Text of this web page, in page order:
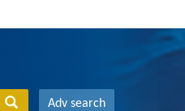
Adv search